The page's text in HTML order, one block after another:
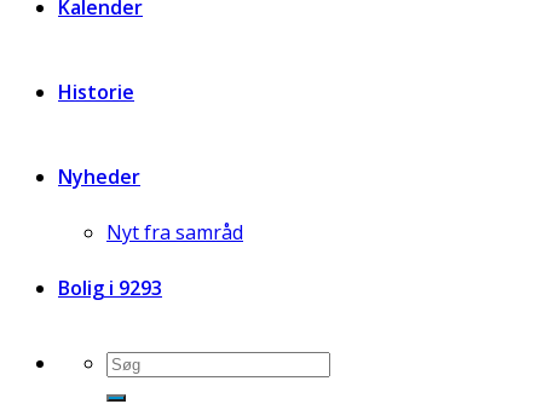
Kalender
Historie
Nyheder
Nyt fra samråd
Bolig i 9293